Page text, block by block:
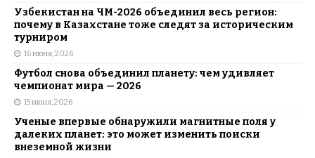
Узбекистан на ЧМ-2026 объединил весь регион:
почему в Казахстане тоже следят за историческим
турниром
16 июня, 2026
Футбол снова объединил планету: чем удивляет
чемпионат мира — 2026
15 июня, 2026
Ученые впервые обнаружили магнитные поля у
далеких планет: это может изменить поиски
внеземной жизни